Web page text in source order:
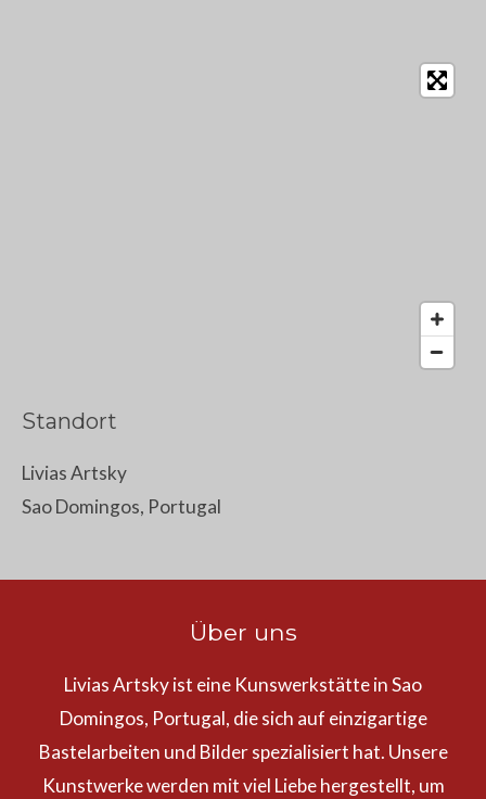
Standort
Livias Artsky
Sao Domingos, Portugal
Über uns
Livias Artsky ist eine Kunswerkstätte in Sao
Domingos, Portugal, die sich auf einzigartige
Bastelarbeiten und Bilder spezialisiert hat. Unsere
Kunstwerke werden mit viel Liebe hergestellt, um